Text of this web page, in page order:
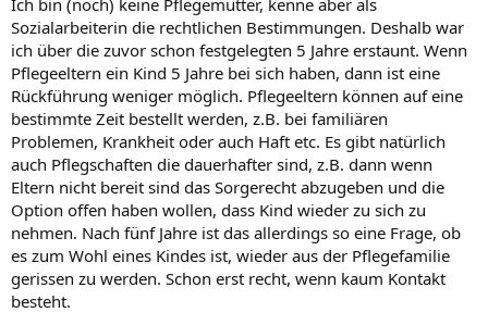
Ich bin (noch) keine Pflegemutter, kenne aber als
Sozialarbeiterin die rechtlichen Bestimmungen. Deshalb war
ich über die zuvor schon festgelegten 5 Jahre erstaunt. Wenn
Pflegeeltern ein Kind 5 Jahre bei sich haben, dann ist eine
Rückführung weniger möglich. Pflegeeltern können auf eine
bestimmte Zeit bestellt werden, z.B. bei familiären
Problemen, Krankheit oder auch Haft etc. Es gibt natürlich
auch Pflegschaften die dauerhafter sind, z.B. dann wenn
Eltern nicht bereit sind das Sorgerecht abzugeben und die
Option offen haben wollen, dass Kind wieder zu sich zu
nehmen. Nach fünf Jahre ist das allerdings so eine Frage, ob
es zum Wohl eines Kindes ist, wieder aus der Pflegefamilie
gerissen zu werden. Schon erst recht, wenn kaum Kontakt
besteht.